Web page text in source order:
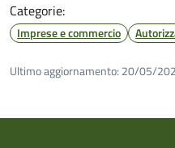
Categorie:
Imprese e commercio
Ultimo aggiornamento: 20/05/